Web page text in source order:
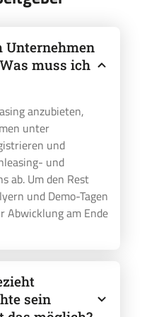
Unternehmen
muss ich
anzubieten,
unter
und
und
ab. Um den Rest
und Demo-Tagen
am Ende
sein